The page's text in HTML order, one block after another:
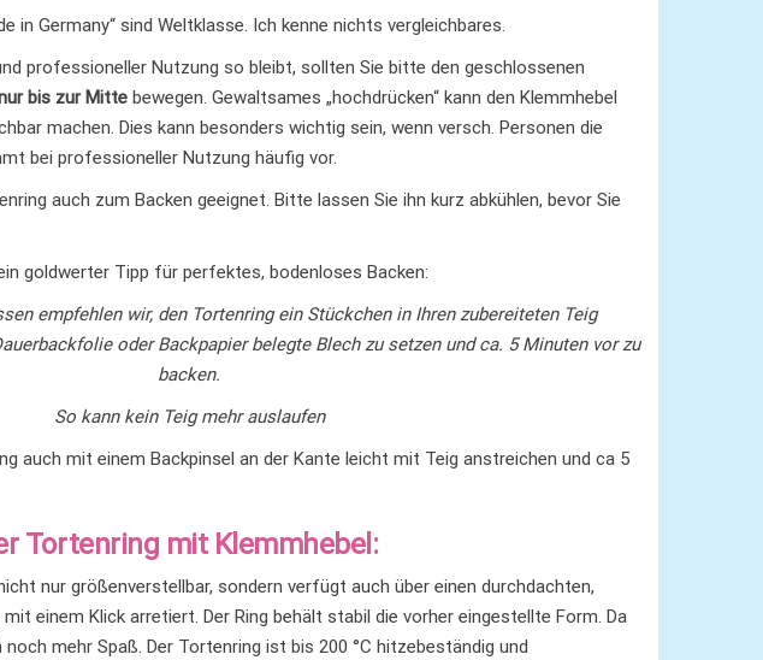
in Germany“ sind Weltklasse. Ich kenne nichts vergleichbares.
professioneller Nutzung so bleibt, sollten Sie bitte den geschlossenen
bis zur Mitte bewegen. Gewaltsames „hochdrücken“ kann den Klemmhebel
machen. Dies kann besonders wichtig sein, wenn versch. Personen die
bei professioneller Nutzung häufig vor.
auch zum Backen geeignet. Bitte lassen Sie ihn kurz abkühlen, bevor Sie
goldwerter Tipp für perfektes, bodenloses Backen:
empfehlen wir, den Tortenring ein Stückchen in Ihren zubereiteten Teig
oder Backpapier belegte Blech zu setzen und ca. 5 Minuten vor zu
backen.
So kann kein Teig mehr auslaufen
auch mit einem Backpinsel an der Kante leicht mit Teig anstreichen und ca 5
Tortenring mit Klemmhebel:
nur größenverstellbar, sondern verfügt auch über einen durchdachten,
einem Klick arretiert. Der Ring behält stabil die vorher eingestellte Form. Da
mehr Spaß. Der Tortenring ist bis 200 °C hitzebeständig und